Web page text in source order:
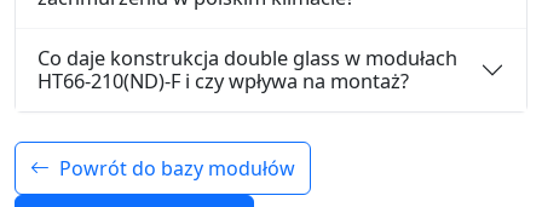
Co daje konstrukcja double glass w modułach
HT66-210(ND)-F i czy wpływa na montaż?
Powrót do bazy modułów